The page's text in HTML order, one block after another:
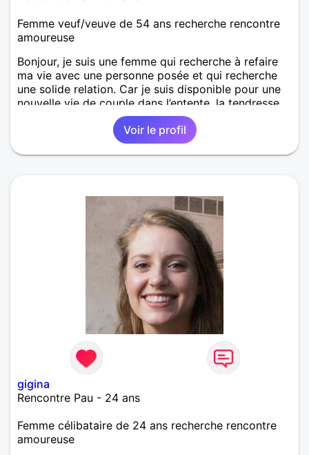
Femme veuf/veuve de 54 ans recherche rencontre
amoureuse
Bonjour, je suis une femme qui recherche à refaire
ma vie avec une personne posée et qui recherche
une solide relation. Car je suis disponible pour une
nouvelle vie de couple dans l’entente, la tendresse,
l’amour, l’harmonie la complicité. Le respect et enfin
Voir le profil
gigina
Rencontre Pau - 24 ans
Femme célibataire de 24 ans recherche rencontre
amoureuse